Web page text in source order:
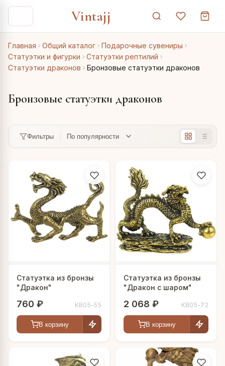
Vintajj
Главная Общий каталог
Подарочные сувениры
Статуэтки и фигурки
Статуэтки рептилий
Статуэтки драконов
Бронзовые статуэтки драконов
Бронзовые статуэтки драконов
Фильтры
Статуэтка из бронзы
"Дракон"
760 ₽ KB05-55
В корзину
Статуэтка из бронзы
"Дракон с шаром"
2 068 ₽ KB05-72
В корзину